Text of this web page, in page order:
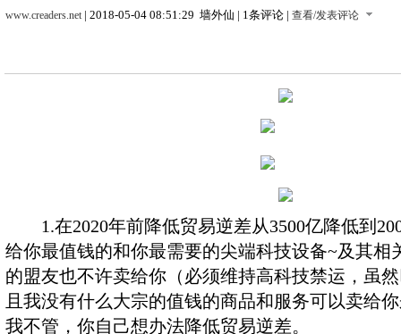
www.creaders.net | 2018-05-04 08:51:29 墙外仙 | 1条评论 | 查看/发表评论
1.在2020年前降低贸易逆差从3500亿降低到
给你最值钱的和你最需要的尖端科技设备~及其相
的盟友也不许卖给你（必须维持高科技禁运，虽
且我没有什么大宗的值钱的商品和服务可以卖给
我不管，你自己想办法降低贸易逆差。